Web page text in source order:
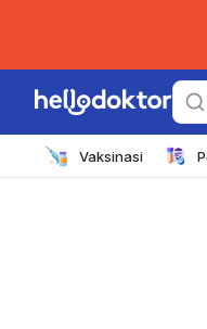
Vaksinasi